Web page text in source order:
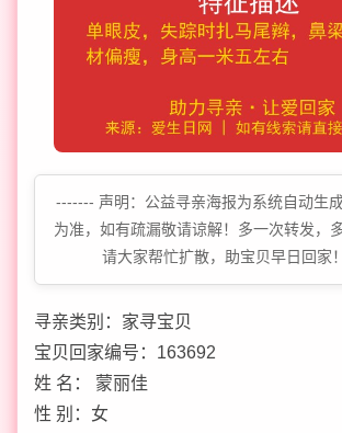
------- 声明：公益寻亲海报为系统自动生
为准，如有疏漏敬请谅解！多一次转发，
请大家帮忙扩散，助宝贝早日回家
寻亲类别：家寻宝贝
宝贝回家编号：163692
姓 名： 蒙丽佳
性 别：女